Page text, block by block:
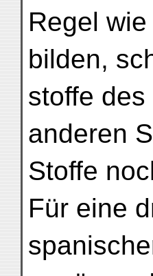
Regel
bilden,
stoffe
anderen
Stoffe
Für eine